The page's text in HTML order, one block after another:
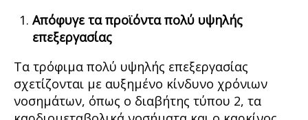
Απόφυγε τα προϊόντα πολύ υψηλής
επεξεργασίας
Τα τρόφιμα πολύ υψηλής επεξεργασίας
σχετίζονται με αυξημένο κίνδυνο χρόνιων
νοσημάτων, όπως ο διαβήτης τύπου 2, τα